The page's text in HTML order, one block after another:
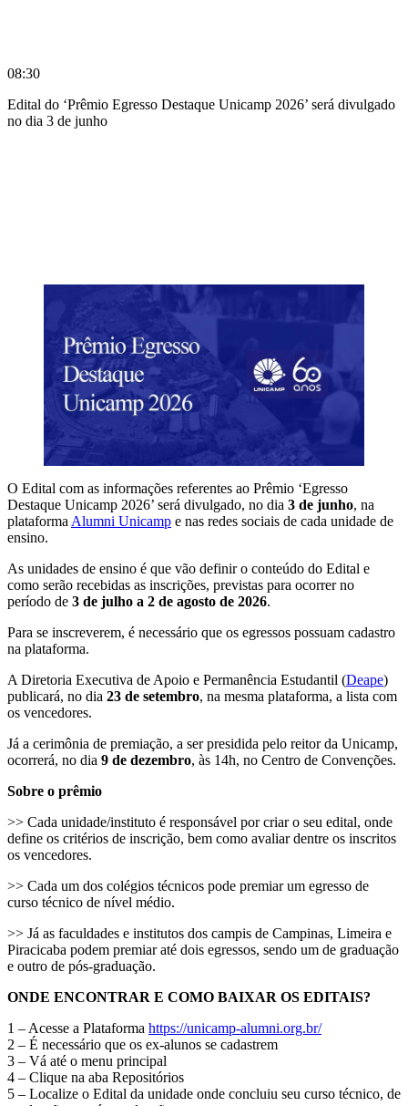
08:30
Edital do ‘Prêmio Egresso Destaque Unicamp 2026’ será divulgado
no dia 3 de junho
O Edital com as informações referentes ao Prêmio ‘Egresso
Destaque Unicamp 2026’ será divulgado, no dia 3 de junho, na
plataforma Alumni Unicamp e nas redes sociais de cada unidade de
ensino.
As unidades de ensino é que vão definir o conteúdo do Edital e
como serão recebidas as inscrições, previstas para ocorrer no
período de 3 de julho a 2 de agosto de 2026.
Para se inscreverem, é necessário que os egressos possuam cadastro
na plataforma.
A Diretoria Executiva de Apoio e Permanência Estudantil (Deape)
publicará, no dia 23 de setembro, na mesma plataforma, a lista com
os vencedores.
Já a cerimônia de premiação, a ser presidida pelo reitor da Unicamp,
ocorrerá, no dia 9 de dezembro, às 14h, no Centro de Convenções.
Sobre o prêmio
>> Cada unidade/instituto é responsável por criar o seu edital, onde
define os critérios de inscrição, bem como avaliar dentre os inscritos
os vencedores.
>> Cada um dos colégios técnicos pode premiar um egresso de
curso técnico de nível médio.
>> Já as faculdades e institutos dos campis de Campinas, Limeira e
Piracicaba podem premiar até dois egressos, sendo um de graduação
e outro de pós-graduação.
ONDE ENCONTRAR E COMO BAIXAR OS EDITAIS?
1 – Acesse a Plataforma https://unicamp-alumni.org.br/
2 – É necessário que os ex-alunos se cadastrem
3 – Vá até o menu principal
4 – Clique na aba Repositórios
5 – Localize o Edital da unidade onde concluiu seu curso técnico, de